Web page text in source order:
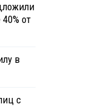
от
в
с